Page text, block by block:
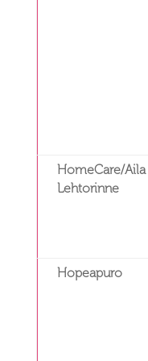
HomeCare/Aila
Lehtorinne
Hopeapuro